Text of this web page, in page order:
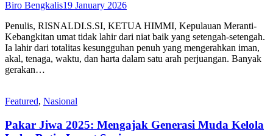
Biro Bengkalis19 January 2026
Penulis, RISNALDI.S.SI, KETUA HIMMI, Kepulauan Meranti-
Kebangkitan umat tidak lahir dari niat baik yang setengah-setengah.
Ia lahir dari totalitas kesungguhan penuh yang mengerahkan iman,
akal, tenaga, waktu, dan harta dalam satu arah perjuangan. Banyak
gerakan…
Featured, Nasional
Pakar Jiwa 2025: Mengajak Generasi Muda Kelola